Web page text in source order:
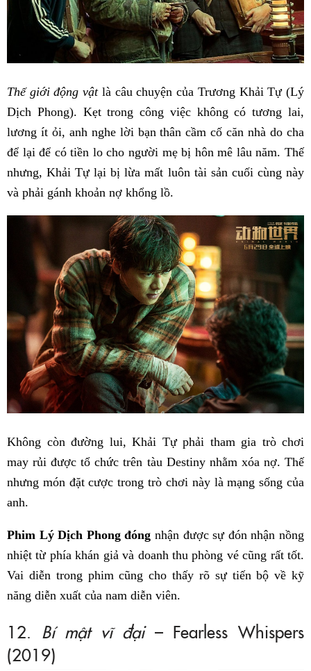
Thế giới động vậtlà câu chuyện của Trương Khải Tự (Lý
Dịch Phong). Kẹt trong công việc không có tương lai,
lương ít ỏi, anh nghe lời bạn thân cầm cố căn nhà do cha
để lại để có tiền lo cho người mẹ bị hôn mê lâu năm. Thế
nhưng, Khải Tự lại bị lừa mất luôn tài sản cuối cùng này
và phải gánh khoản nợ khổng lồ.
Không còn đường lui, Khải Tự phải tham gia trò chơi
may rủi được tổ chức trên tàu Destiny nhằm xóa nợ. Thế
nhưng món đặt cược trong trò chơi này là mạng sống của
anh.
Phim Lý Dịch Phong đóng nhận được sự đón nhận nồng
nhiệt từ phía khán giả và doanh thu phòng vé cũng rất tốt.
Vai diễn trong phim cũng cho thấy rõ sự tiến bộ về kỹ
năng diễn xuất của nam diễn viên.
12. Bí mật vĩ đại– Fearless Whispers
(2019)